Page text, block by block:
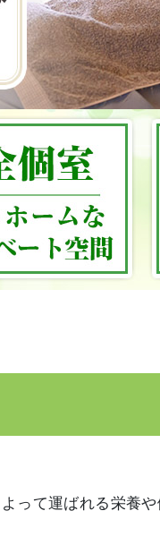
って運ばれる栄養